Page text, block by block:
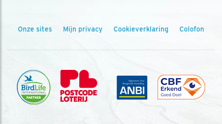
Onze sites Mijn privacy Cookieverklaring Colofon